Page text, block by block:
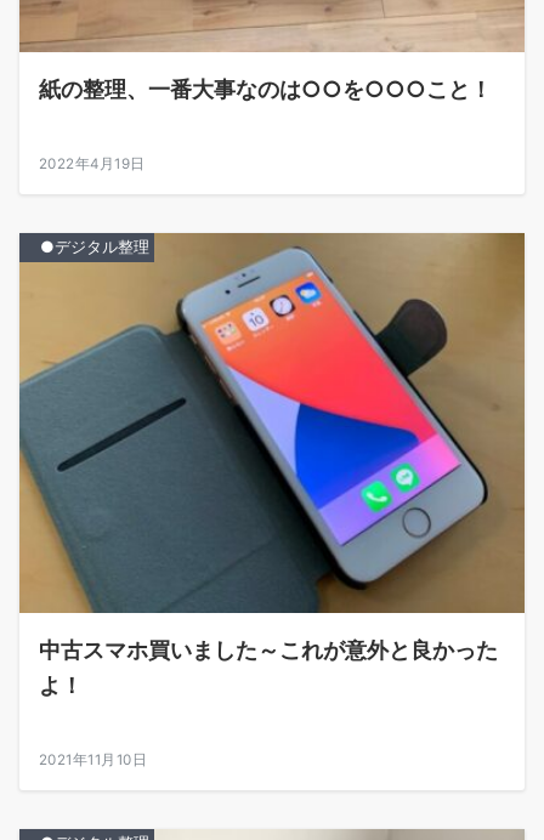
紙の整理、一番大事なのは○○を○○○こと！
2022年4月19日
●デジタル整理
中古スマホ買いました～これが意外と良かった
よ！
2021年11月10日